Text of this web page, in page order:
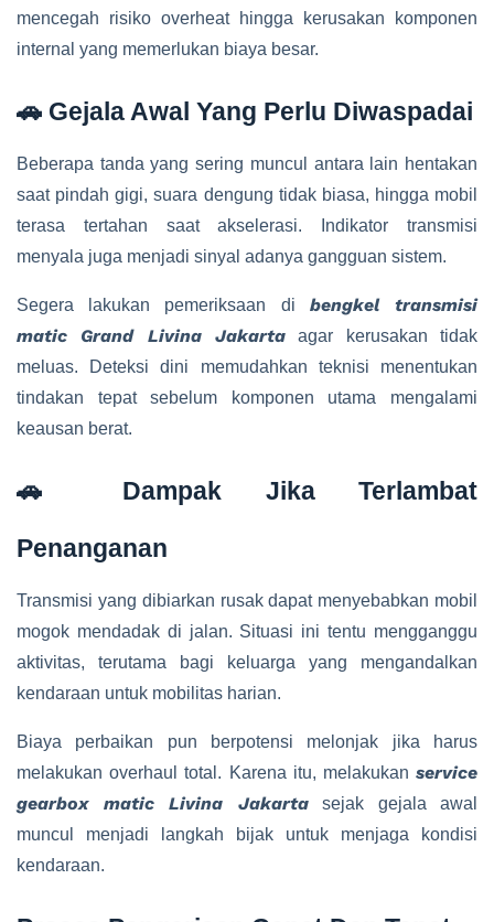
mencegah risiko overheat hingga kerusakan komponen
internal yang memerlukan biaya besar.
🚗 Gejala Awal Yang Perlu Diwaspadai
Beberapa tanda yang sering muncul antara lain hentakan
saat pindah gigi, suara dengung tidak biasa, hingga mobil
terasa tertahan saat akselerasi. Indikator transmisi
menyala juga menjadi sinyal adanya gangguan sistem.
Segera lakukan pemeriksaan di bengkel transmisi
matic Grand Livina Jakarta agar kerusakan tidak
meluas. Deteksi dini memudahkan teknisi menentukan
tindakan tepat sebelum komponen utama mengalami
keausan berat.
🚗 Dampak Jika Terlambat
Penanganan
Transmisi yang dibiarkan rusak dapat menyebabkan mobil
mogok mendadak di jalan. Situasi ini tentu mengganggu
aktivitas, terutama bagi keluarga yang mengandalkan
kendaraan untuk mobilitas harian.
Biaya perbaikan pun berpotensi melonjak jika harus
melakukan overhaul total. Karena itu, melakukan service
gearbox matic Livina Jakartasejak gejala awal
muncul menjadi langkah bijak untuk menjaga kondisi
kendaraan.